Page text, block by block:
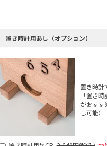
置き時計用あし（オプション）
置き時計
「置き
がおすす
し可能）